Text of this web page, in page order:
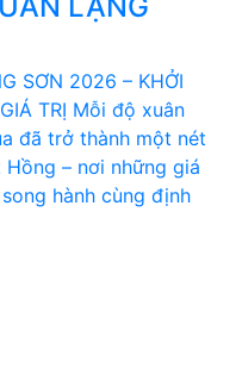
SƠN 2026 – KHỞI
TRỊ Mỗi độ xuân
đã trở thành một nét
– nơi những giá
hành cùng định